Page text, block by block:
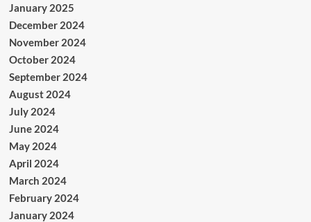
January 2025
December 2024
November 2024
October 2024
September 2024
August 2024
July 2024
June 2024
May 2024
April 2024
March 2024
February 2024
January 2024